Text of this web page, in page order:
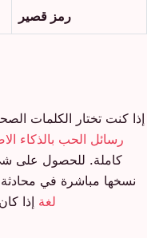
رمز قصير
إذا كنت تختار الكلمات
رسائل الحب بالذكاء
كاملة. للحصول على
نسخها مباشرة في
لغة إذا